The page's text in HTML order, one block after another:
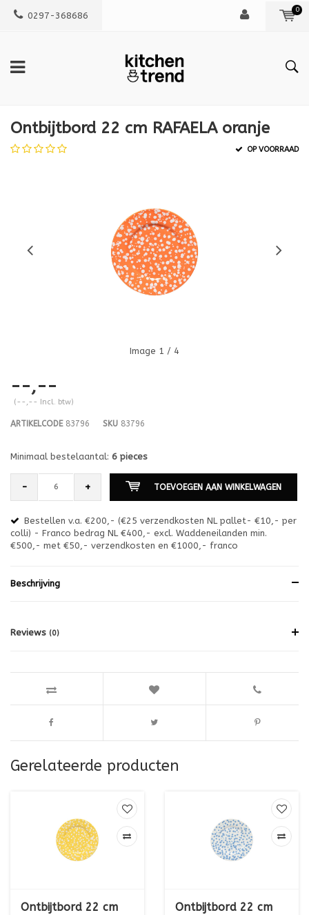
0297-368686
0
Ontbijtbord 22 cm RAFAELA oranje
OP VOORRAAD
Image 1 / 4
--,--
(--,-- Incl. btw)
ARTIKELCODE83796 SKU 83796
Minimaal bestelaantal: 6 pieces
- + TOEVOEGEN AAN WINKELWAGEN
Bestellen v.a. €200,- (€25 verzendkosten NL pallet- €10,- per
colli) - Franco bedrag NL €400,- excl. Waddeneilanden min.
€500,- met €50,- verzendkosten en €1000,- franco
Beschrijving
Reviews (0)
Gerelateerde producten
Ontbijtbord 22 cm
Ontbijtbord 22 cm